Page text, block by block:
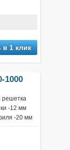
в 1 клик
1000
решетка
-12 мм
-20 мм